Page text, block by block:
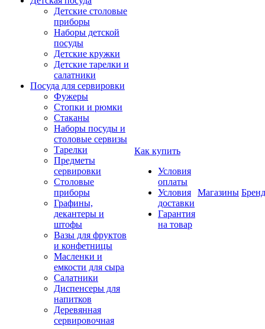
Детские столовые
приборы
Наборы детской
посуды
Детские кружки
Детские тарелки и
салатники
Посуда для сервировки
Фужеры
Стопки и рюмки
Стаканы
Наборы посуды и
столовые сервизы
Тарелки
Предметы
сервировки
Столовые
приборы
Графины,
декантеры и
штофы
Вазы для фруктов
и конфетницы
Масленки и
емкости для сыра
Салатники
Диспенсеры для
напитков
Деревянная
сервировочная
Как купить
Условия
оплаты
Условия
доставки
Гарантия
на товар
Магазины